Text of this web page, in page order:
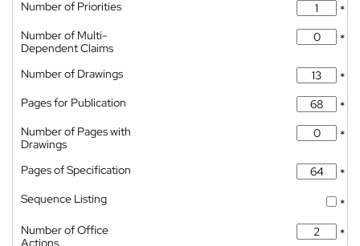
Number of Priorities
*
Number of Multi-
Dependent Claims
*
Number of Drawings
*
Pages for Publication
*
Number of Pages with
Drawings
*
Pages of Specification
*
Sequence Listing
*
Number of Office
Actions
*